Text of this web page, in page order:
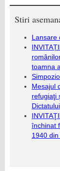
Stiri
Lansare
toamna
Mesajul
refugiaţi
închinat
1940